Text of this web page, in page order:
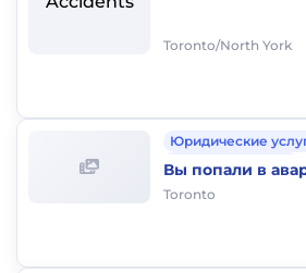
Toronto/North York
Юридические
Аварии и штрафы
Вы
Toronto